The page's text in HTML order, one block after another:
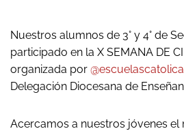
Nuestros alumnos de 3° y 4° de
participado en la X SEMANA DE
organizada por
Delegación Diocesana de
Acercamos a nuestros jóvenes el